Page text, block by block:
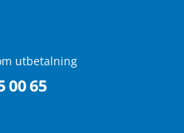
utbetalning
00 65